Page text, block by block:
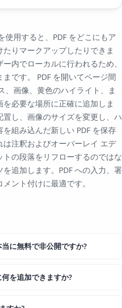
使用すると、PDF をどこにもア
りマークアップしたりできま
内でローカルに行われるため、
です。 PDF を開いてページ間
、画像、黄色のハイライト、ま
必要な場所に正確に追加しま
し、画像のサイズを変更し、ハ
組み込んだ新しい PDF を保存
注釈およびオーバーレイ エデ
の段落をリフローするのではな
追加します。PDF への入力、署
ント付けに最適です。
に無料で非公開ですか?
を追加できますか?